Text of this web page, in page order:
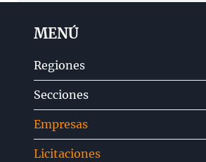
MENÚ
Regiones
Secciones
Empresas
Licitaciones